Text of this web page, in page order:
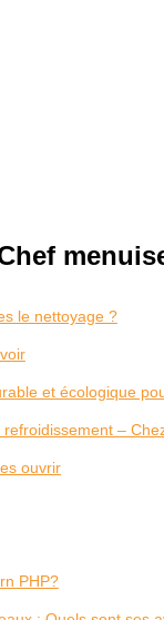
le nettoyage ?
et écologique
–
ouvrir
PHP?